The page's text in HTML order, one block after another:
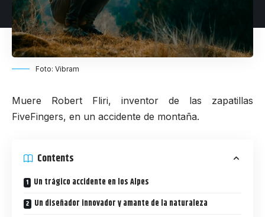
Foto: Vibram
Muere Robert Fliri, inventor de las zapatillas
FiveFingers, en un accidente de montaña.
Contents
Un trágico accidente en los Alpes
Un diseñador innovador y amante de la naturaleza